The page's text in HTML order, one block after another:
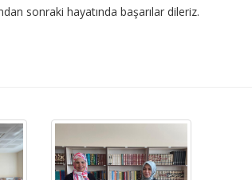
sonraki hayatında başarılar dileriz.